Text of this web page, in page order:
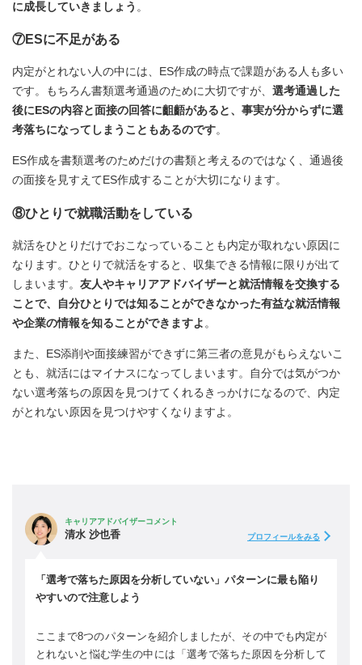
に成長していきましょう 。
⑦ESに不足がある
内定がとれない人の中には、ES作成の時点で課題がある人も多い
です。もちろん書類選考通過のために大切ですが、 選考通過した
後にESの内容と面接の回答に齟齬があると、事実が分からずに選
考落ちになってしまうこともあるのです。
ES作成を書類選考のためだけの書類と考えるのではなく、通過後
の面接を見すえてES作成することが大切になります。
⑧ひとりで就職活動をしている
就活をひとりだけでおこなっていることも内定が取れない原因に
なります。ひとりで就活をすると、収集できる情報に限りが出て
しまいます。 友人やキャリアアドバイザーと就活情報を交換する
ことで、自分ひとりでは知ることができなかった有益な就活情報
や企業の情報を知ることができますよ 。
また、ES添削や面接練習ができずに第三者の意見がもらえないこ
とも、就活にはマイナスになってしまいます。自分では気がつか
ない選考落ちの原因を見つけてくれるきっかけになるので、内定
がとれない原因を見つけやすくなりますよ。
キャリアアドバイザーコメント
清水 沙也香 プロフィールをみる
「選考で落ちた原因を分析していない」パターンに最も陥り
やすいので注意しよう
ここまで8つのパターンを紹介しましたが、その中でも内定が
とれないと悩む学生の中には「選考で落ちた原因を分析して